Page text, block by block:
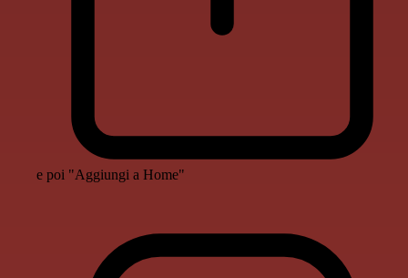
e poi "Aggiungi a Home"